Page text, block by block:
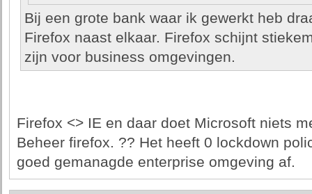
Bij een grote bank waar ik gewerkt heb
Firefox naast elkaar. Firefox schijnt
zijn voor business omgevingen.
Firefox <> IE en daar doet Microsoft niets
Beheer firefox. ?? Het heeft 0 lockdown
goed gemanagde enterprise omgeving af.